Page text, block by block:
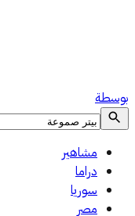
بوسطة
مشاهير
دراما
سوريا
مصر